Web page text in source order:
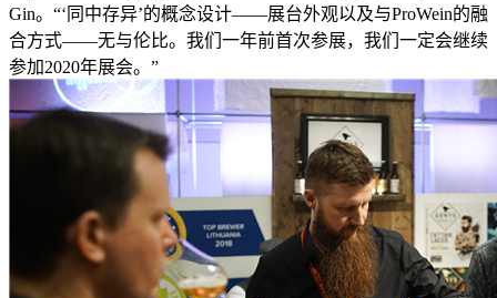
Gin。“‘同中存异’的概念设计——展台外观以及与ProWein的融
合方式——无与伦比。我们一年前首次参展，我们一定会继续
参加2020年展会。”